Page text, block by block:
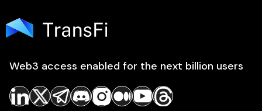
Web3 access enabled for the next billion users